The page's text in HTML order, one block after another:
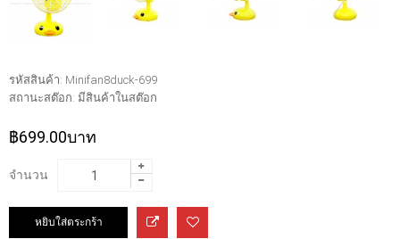
รหัสสินค้า: Minifan8duck-699
สถานะสต๊อก: มีสินค้าในสต๊อก
฿699.00บาท
จำนวน